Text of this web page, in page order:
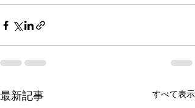
最新記事 すべて表示